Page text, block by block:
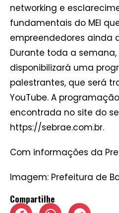
networking e
fundamentais do MEI
empreendedores ainda
Durante toda a semana,
disponibilizará uma
palestrantes, que será
YouTube. A
encontrada no site do
https://sebrae.com.br.
Com informações da
Imagem: Prefeitura de
Compartilhe